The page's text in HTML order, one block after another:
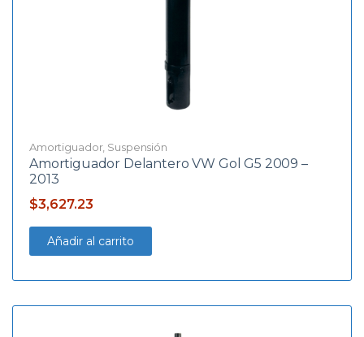
Amortiguador, Suspensión
Amortiguador Delantero VW Gol G5 2009 –
2013
$3,627.23
Añadir al carrito